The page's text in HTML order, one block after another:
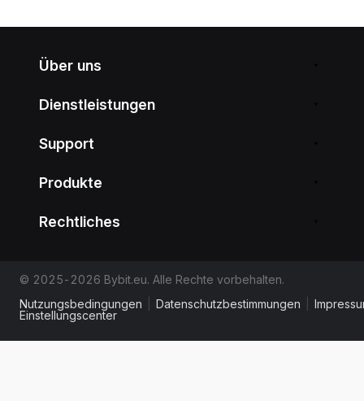
Über uns
Dienstleistungen
Support
Produkte
Rechtliches
© 2025-2026 Bybit.eu. Alle Rechte vorbehalten.
Nutzungsbedingungen
Datenschutzbestimmungen
Einstellungscenter